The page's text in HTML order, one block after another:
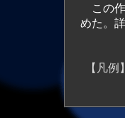
この作
めた。
【凡